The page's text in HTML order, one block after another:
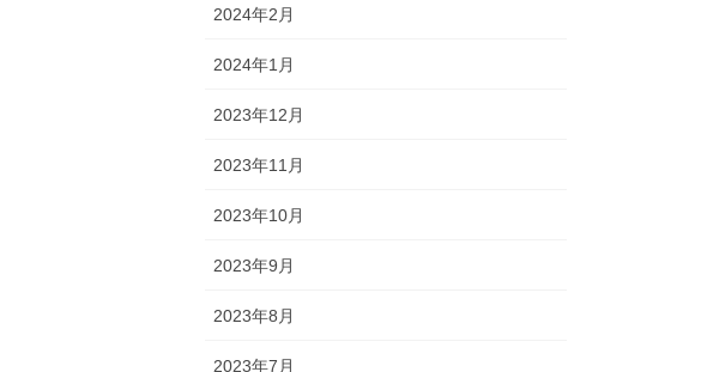
2024年2月
2024年1月
2023年12月
2023年11月
2023年10月
2023年9月
2023年8月
2023年7月